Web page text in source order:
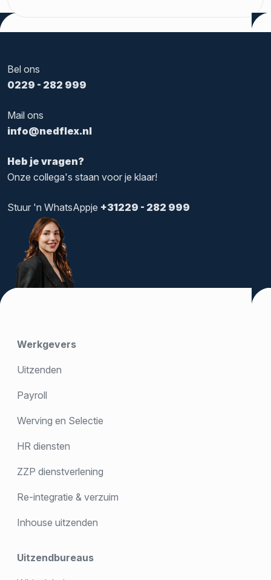
Heb je vragen?
Onze collega's staan voor je klaar!
Bel ons
0229 - 282 999
Mail ons
info@nedflex.nl
Stuur 'n WhatsAppje +31229 - 282 999
Werkgevers
Uitzenden
Payroll
Werving en Selectie
HR diensten
ZZP dienstverlening
Re-integratie & verzuim
Inhouse uitzenden
Uitzendbureaus